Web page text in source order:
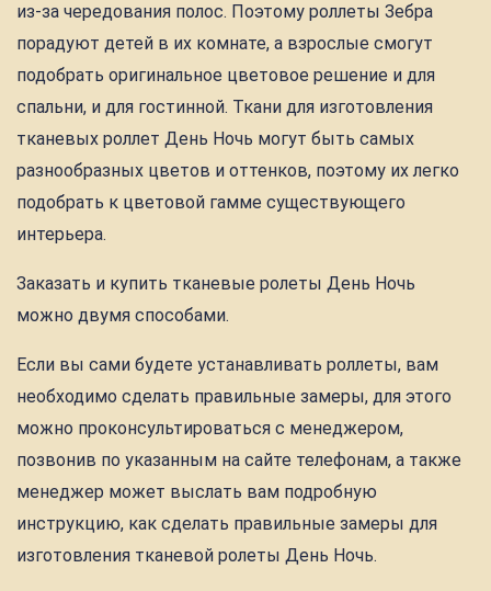
из-за чередования полос. Поэтому роллеты Зебра
порадуют детей в их комнате, а взрослые смогут
подобрать оригинальное цветовое решение и для
спальни, и для гостинной. Ткани для изготовления
тканевых роллет День Ночь могут быть самых
разнообразных цветов и оттенков, поэтому их легко
подобрать к цветовой гамме существующего
интерьера.
Заказать и купить тканевые ролеты День Ночь
можно двумя способами.
Если вы сами будете устанавливать роллеты, вам
необходимо сделать правильные замеры, для этого
можно проконсультироваться с менеджером,
позвонив по указанным на сайте телефонам, а также
менеджер может выслать вам подробную
инструкцию, как сделать правильные замеры для
изготовления тканевой ролеты День Ночь.